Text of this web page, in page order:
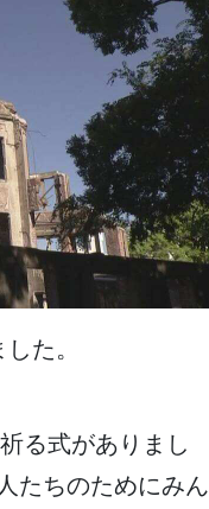
た。
祈る式がありまし
人 たちのためにみん